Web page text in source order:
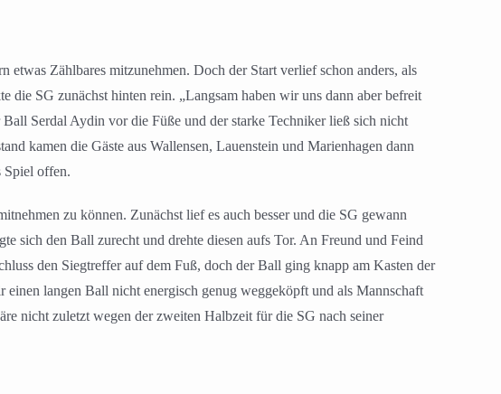
Zählbares mitzunehmen. Doch der Start verlief schon anders, als
die SG zunächst hinten rein. „Langsam haben wir uns dann aber befreit
Serdal Aydin vor die Füße und der starke Techniker ließ sich nicht
kamen die Gäste aus Wallensen, Lauenstein und Marienhagen dann
Spiel offen.
zu können. Zunächst lief es auch besser und die SG gewann
sich den Ball zurecht und drehte diesen aufs Tor. An Freund und Feind
den Siegtreffer auf dem Fuß, doch der Ball ging knapp am Kasten der
langen Ball nicht energisch genug weggeköpft und als Mannschaft
nicht zuletzt wegen der zweiten Halbzeit für die SG nach seiner